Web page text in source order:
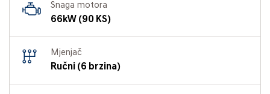
Snaga motora
66kW (90 KS)
Mjenjač
Ručni (6 brzina)